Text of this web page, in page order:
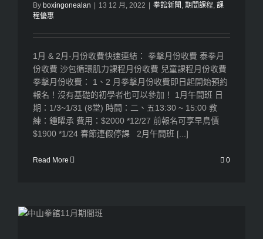
By boxingonealan | 13 12 月, 2022 | 拳館新聞 期間課程 課
程優惠
1月 & 2月-月份收費快速連結： 拳擊月份收費 泰拳月
份收費 沙包循環肌力課程月份收費 兒童課程月份收費
拳擊月份收費： 1、2 月拳擊月份收費即日起開始預約
報名！沒有基礎的初學者也可以參加！ 1月午間班 日
期：1/3~1/31 (8堂) 時間：二、五13:30 ~ 15:00 教
練：鍾曜承 費用：$2000 *12/27 前報名可享早鳥價
$1900 *1/24 春節連假停課 2月午間班 [...]
Read More 0